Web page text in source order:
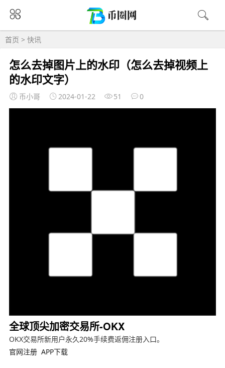
首页 > 快讯
怎么去掉图片上的水印（怎么去掉视频上
的水印文字）
币小哥 2024-01-22 51 0
全球顶尖加密交易所-OKX
OKX交易所新用户永久20%手续费返佣注册入口。
官网注册 APP下载